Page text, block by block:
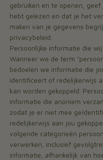
gebruiken en te openen,
hebt gelezen en dat je het
maken van je gegevens
privacybeleid.
Persoonlijke informatie die
Wanneer we de term
bedoelen we informatie die
identificeert of redelijkerwijs
kan worden gekoppeld.
informatie die anoniem
zodat je er niet mee
redelijkerwijs aan jou
volgende categorieën
verwerken, inclusief
informatie, afhankelijk van